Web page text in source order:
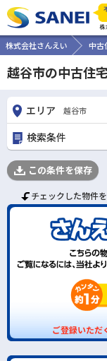
株式会社さんえい 中古
越谷市の中古住宅
エリア 越谷市
検索条件
この条件を保存
チェックした物件
ご登録いただ